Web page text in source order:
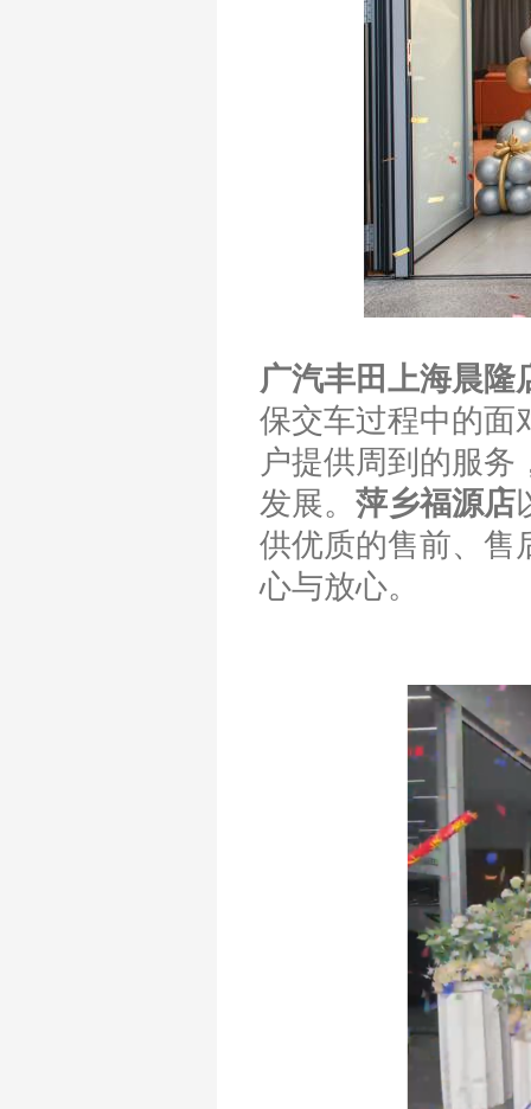
广汽丰田上海晨隆
保交车过程中的面
户提供周到的服
发展。 萍乡福源店
供优质的售前、售
心与放心。